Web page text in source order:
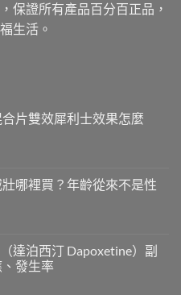
保證所有產品百分百正品，
生活。
片雙效犀利士效果怎麼
哪裡買？年齡從來不是性
達泊西汀 Dapoxetine）副
發生率